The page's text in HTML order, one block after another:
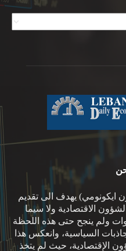
ايكونومي) يهدف الى تقديم
الاقتصادية ولا سيما
ولم ينجح حتى هذه اللحظة
السياسية، وانعكس هذا
الإقتصادية، حيث لم يتخذ